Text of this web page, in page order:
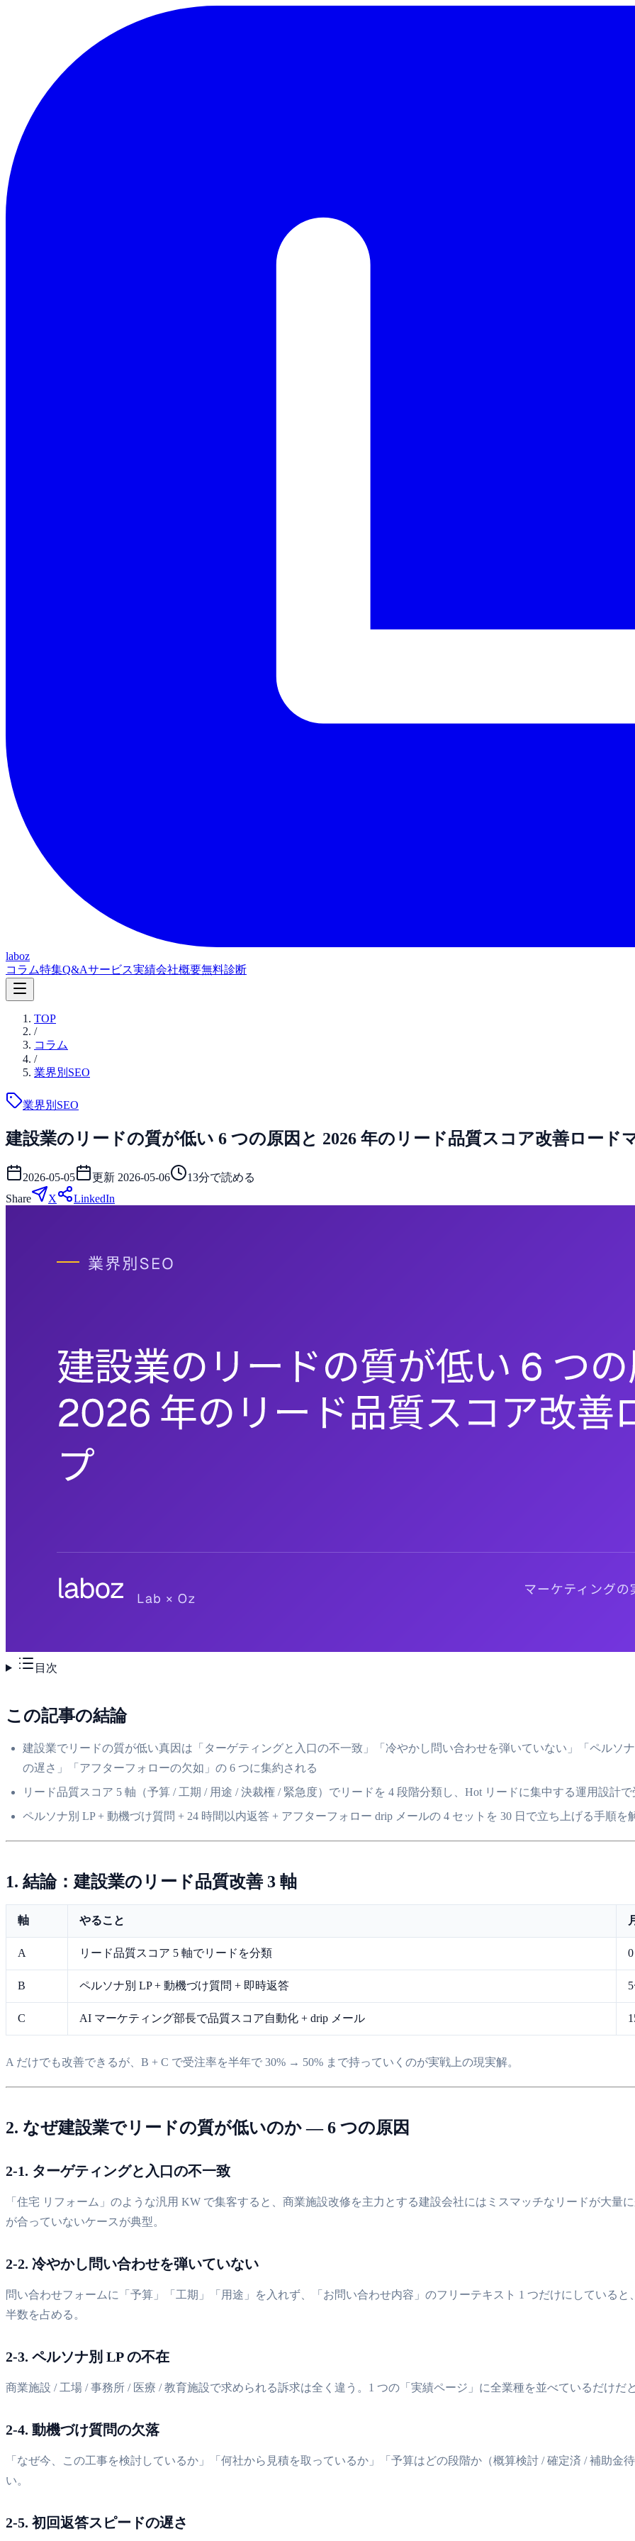
laboz
コラム特集Q&Aサービス実績会社概要無料診断
TOP
/
コラム
/
業界別SEO
業界別SEO
建設業のリードの質が低い 6 つの原因と 2026 年のリード品質スコア改善ロード
2026-05-05 更新 2026-05-06 13分で読める
Share
X LinkedIn
目次
この記事の結論
建設業でリードの質が低い真因は「ターゲティングと入口の不一致」「冷やかし問い合わせを弾いていない」「ペルソ
の遅さ」「アフターフォローの欠如」の 6 つに集約される
リード品質スコア 5 軸（予算 / 工期 / 用途 / 決裁権 / 緊急度）でリードを 4 段階分類し、Hot リードに集中する運用設計
ペルソナ別 LP + 動機づけ質問 + 24 時間以内返答 + アフターフォロー drip メールの 4 セットを 30 日で立ち上げる手順を
1. 結論：建設業のリード品質改善 3 軸
軸 やること
A リード品質スコア 5 軸でリードを分類
B ペルソナ別 LP + 動機づけ質問 + 即時返答
C AI マーケティング部長で品質スコア自動化 + drip メール
A だけでも改善できるが、B + C で受注率を半年で 30% → 50% まで持っていくのが実戦上の現実解。
2. なぜ建設業でリードの質が低いのか — 6 つの原因
2-1. ターゲティングと入口の不一致
「住宅 リフォーム」のような汎用 KW で集客すると、商業施設改修を主力とする建設会社にはミスマッチなリードが大量
が合っていないケースが典型。
2-2. 冷やかし問い合わせを弾いていない
問い合わせフォームに「予算」「工期」「用途」を入れず、「お問い合わせ内容」のフリーテキスト 1 つだけにしている
半数を占める。
2-3. ペルソナ別 LP の不在
商業施設 / 工場 / 事務所 / 医療 / 教育施設で求められる訴求は全く違う。1 つの「実績ページ」に全業種を並べているだけだ
2-4. 動機づけ質問の欠落
「なぜ今、この工事を検討しているか」「何社から見積を取っているか」「予算はどの段階か（概算検討 / 確定済 / 補助
い。
2-5. 初回返答スピードの遅さ